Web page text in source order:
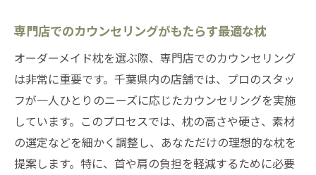
専門店でのカウンセリングがもたらす最適な枕
オーダーメイド枕を選ぶ際、専門店でのカウンセリング
は非常に重要です。千葉県内の店舗では、プロのスタッ
フが一人ひとりのニーズに応じたカウンセリングを実施
しています。このプロセスでは、枕の高さや硬さ、素材
の選定などを細かく調整し、あなただけの理想的な枕を
提案します。特に、首や肩の負担を軽減するために必要